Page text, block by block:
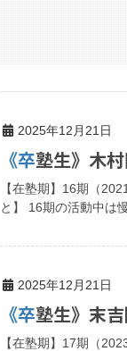
2025年12月21日
《卒塾生》
【在塾期】16期（
と】 16期の活動中は
2025年12月21日
《卒塾生》
【在塾期】17期（